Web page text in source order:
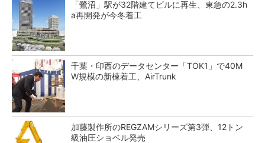
「鷺沼」駅が32階建てビルに再生、東急の2.3h
a再開発が今冬着工
千葉・印西のデータセンター「TOK1」で40M
W規模の新棟着工、AirTrunk
加藤製作所のREGZAMシリーズ第3弾、12トン
級油圧ショベル発売